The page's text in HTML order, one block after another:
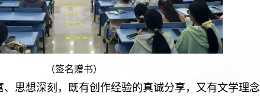
（签名赠书）
思想深刻，既有创作经验的真诚分享，又有文学理